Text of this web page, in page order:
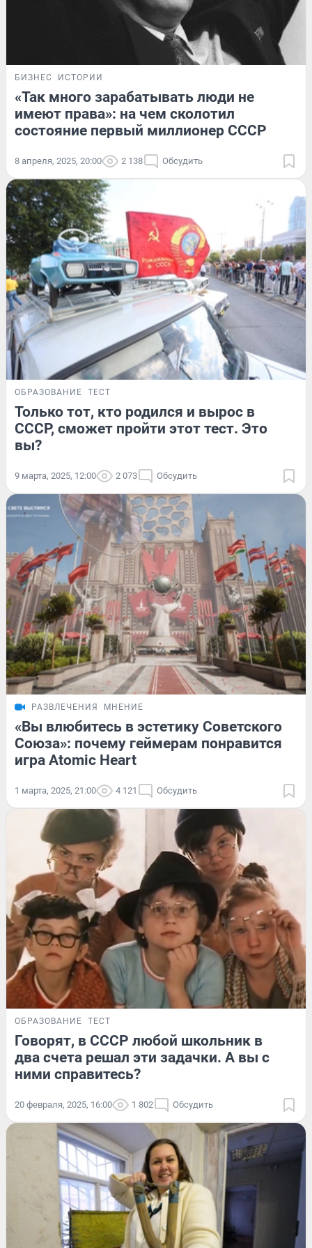
БИЗНЕС ИСТОРИИ
«Так много зарабатывать люди не
имеют права»: на чем сколотил
состояние первый миллионер СССР
8 апреля, 2025, 20:00 2 138 Обсудить
ОБРАЗОВАНИЕ ТЕСТ
Только тот, кто родился и вырос в
СССР, сможет пройти этот тест. Это
вы?
9 марта, 2025, 12:00 2 073 Обсудить
РАЗВЛЕЧЕНИЯ МНЕНИЕ
«Вы влюбитесь в эстетику Советского
Союза»: почему геймерам понравится
игра Atomic Heart
1 марта, 2025, 21:00 4 121 Обсудить
ОБРАЗОВАНИЕ ТЕСТ
Говорят, в СССР любой школьник в
два счета решал эти задачки. А вы с
ними справитесь?
20 февраля, 2025, 16:00 1 802 Обсудить